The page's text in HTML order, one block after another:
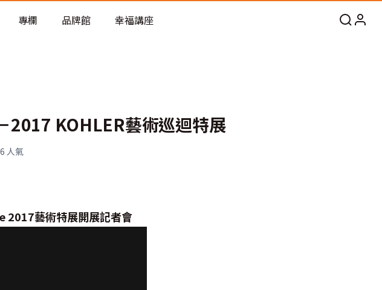
煥新術
專欄 品牌館 幸福講座
2017 KOHLER藝術巡迴特展
人氣
2017藝術特展開展記者會